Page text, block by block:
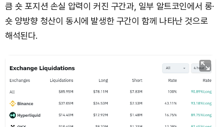
큼 숏 포지션 손실 압력이 커진 구간과, 일부 알트코인에서 롱·
숏 양방향 청산이 동시에 발생한 구간이 함께 나타난 것으로
해석된다.